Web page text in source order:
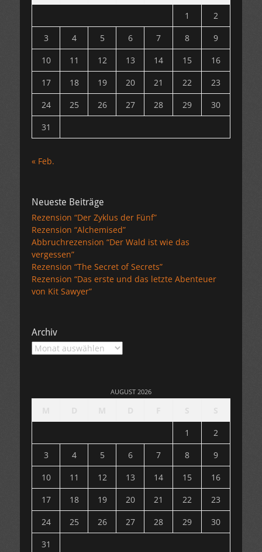
1
2
3
4 5 6 7 8
9
10
11 12 13 14 15
16
17
18 19 20 21 22
23
24
25 26 27 28 29
30
31
« Feb.
Neueste Beiträge
Rezension “Der Zyklus der Fünf”
Rezension “Alchemised”
Abbruchrezension “Der Wald ist wie das
vergessen”
Rezension “The Secret of Secrets”
Rezension “Das erste und das letzte Abenteuer
von Kit Sawyer”
Archiv
Archiv
AUGUST 2026
1
2
3
4 5 6 7 8
9
10
11 12 13 14 15
16
17
18 19 20 21 22
23
24
25 26 27 28 29
30
31